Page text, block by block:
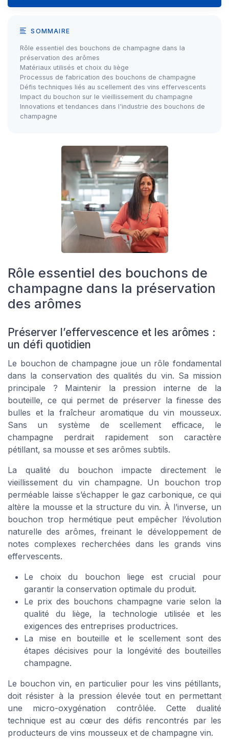
SOMMAIRE
Rôle essentiel des bouchons de champagne dans la
préservation des arômes
Matériaux utilisés et choix du liège
Processus de fabrication des bouchons de champagne
Défis techniques liés au scellement des vins effervescents
Impact du bouchon sur le vieillissement du champagne
Innovations et tendances dans l'industrie des bouchons de
champagne
Rôle essentiel des bouchons de
champagne dans la préservation
des arômes
Préserver l’effervescence et les arômes :
un défi quotidien
Le bouchon de champagne joue un rôle fondamental
dans la conservation des qualités du vin. Sa mission
principale ? Maintenir la pression interne de la
bouteille, ce qui permet de préserver la finesse des
bulles et la fraîcheur aromatique du vin mousseux.
Sans un système de scellement efficace, le
champagne perdrait rapidement son caractère
pétillant, sa mousse et ses arômes subtils.
La qualité du bouchon impacte directement le
vieillissement du vin champagne. Un bouchon trop
perméable laisse s’échapper le gaz carbonique, ce qui
altère la mousse et la structure du vin. À l’inverse, un
bouchon trop hermétique peut empêcher l’évolution
naturelle des arômes, freinant le développement de
notes complexes recherchées dans les grands vins
effervescents.
Le choix du bouchon liege est crucial pour
garantir la conservation optimale du produit.
Le prix des bouchons champagne varie selon la
qualité du liège, la technologie utilisée et les
exigences des entreprises productrices.
La mise en bouteille et le scellement sont des
étapes décisives pour la longévité des bouteilles
champagne.
Le bouchon vin, en particulier pour les vins pétillants,
doit résister à la pression élevée tout en permettant
une micro-oxygénation contrôlée. Cette dualité
technique est au cœur des défis rencontrés par les
producteurs de vins mousseux et de champagne vin.